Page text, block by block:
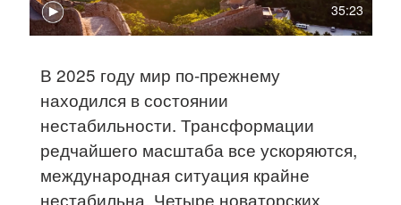
35:23
В 2025 году мир по-прежнему
находился в состоянии
нестабильности. Трансформации
редчайшего масштаба все ускоряются,
международная ситуация крайне
нестабильна. Четыре новаторских